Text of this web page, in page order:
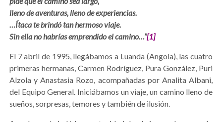
lleno de aventuras, lleno de experiencias.
…Ítaca te brindó tan hermoso viaje.
Sin ella no habrías emprendido el camino…”[1]
El 7 abril de 1995, llegábamos a Luanda (Angola), las cuatro
primeras hermanas, Carmen Rodríguez, Pura González, Puri
Alzola y Anastasia Rozo, acompañadas por Analita Albani,
del Equipo General. Iniciábamos un viaje, un camino lleno de
sueños, sorpresas, temores y también de ilusión.